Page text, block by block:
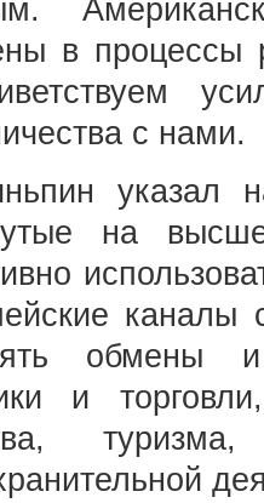
в процессы
с нами.
указал
на
каналы
обмены
и